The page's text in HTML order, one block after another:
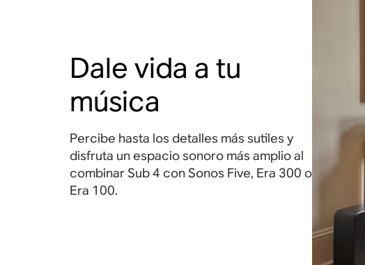
Dale vida a tu
música
Percibe hasta los detalles más sutiles y
disfruta un espacio sonoro más amplio al
combinar Sub 4 con Sonos Five, Era 300 o
Era 100.